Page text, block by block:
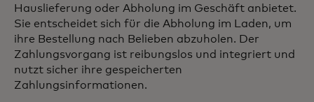
Hauslieferung oder Abholung im Geschäft anbietet.
Sie entscheidet sich für die Abholung im Laden, um
ihre Bestellung nach Belieben abzuholen. Der
Zahlungsvorgang ist reibungslos und integriert und
nutzt sicher ihre gespeicherten
Zahlungsinformationen.